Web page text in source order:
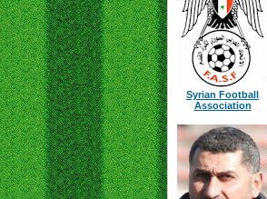
Syrian Football
Association